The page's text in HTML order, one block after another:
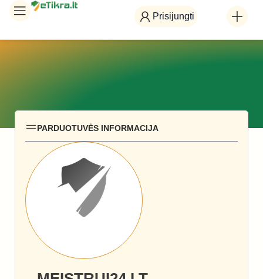
Prisijungti
PARDUOTUVĖS INFORMACIJA